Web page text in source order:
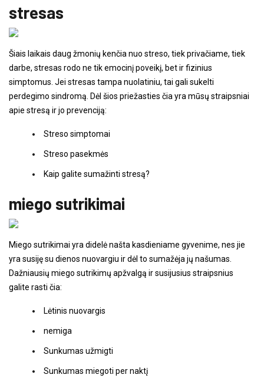
stresas
Šiais laikais daug žmonių kenčia nuo streso, tiek privačiame, tiek
darbe, stresas rodo ne tik emocinį poveikį, bet ir fizinius
simptomus. Jei stresas tampa nuolatiniu, tai gali sukelti
perdegimo sindromą. Dėl šios priežasties čia yra mūsų straipsniai
apie stresą ir jo prevenciją:
Streso simptomai
Streso pasekmės
Kaip galite sumažinti stresą?
miego sutrikimai
Miego sutrikimai yra didelė našta kasdieniame gyvenime, nes jie
yra susiję su dienos nuovargiu ir dėl to sumažėja jų našumas.
Dažniausių miego sutrikimų apžvalgą ir susijusius straipsnius
galite rasti čia:
Lėtinis nuovargis
nemiga
Sunkumas užmigti
Sunkumas miegoti per naktį